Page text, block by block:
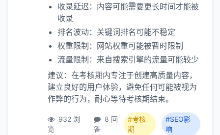
收录延迟：内容可能需要更长时间才能被
收录
排名波动：关键词排名可能不稳定
权重限制：网站权重可能被暂时限制
流量限制：来自搜索引擎的流量可能较少
建议：在考核期内专注于创建高质量内容，
建立良好的用户体验，避免任何可能被视为
作弊的行为，耐心等待考核期结束。
932 浏
览
8 回
答
#考核
期
#SEO影
响